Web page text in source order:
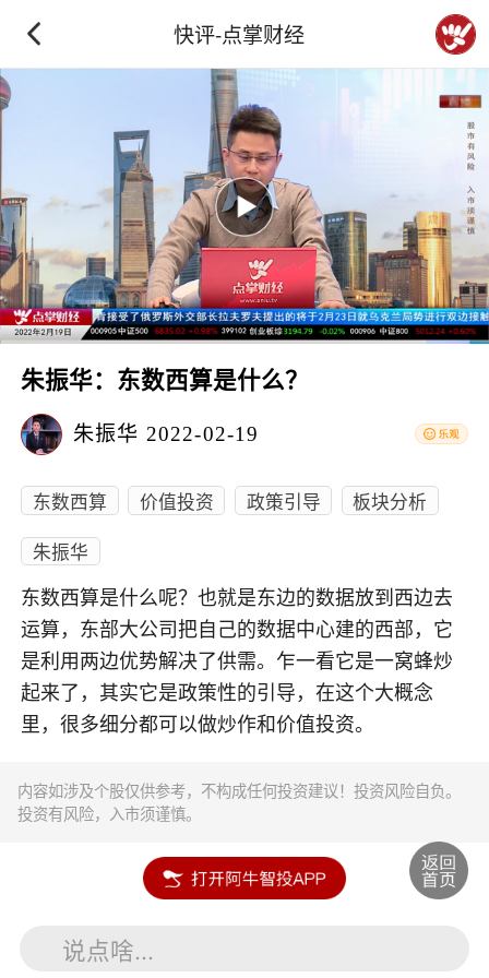
快评-点掌财经
朱振华：东数西算是什么？
朱振华 2022-02-19
东数西算 价值投资 政策引导
板块分析
朱振华
东数西算是什么呢？也就是东边的数据放到西边去
运算，东部大公司把自己的数据中心建的西部，它
是利用两边优势解决了供需。乍一看它是一窝蜂炒
起来了，其实它是政策性的引导，在这个大概念
里，很多细分都可以做炒作和价值投资。
内容如涉及个股仅供参考，不构成任何投资建议！投资风险自负。
投资有风险，入市须谨慎。
说点啥...